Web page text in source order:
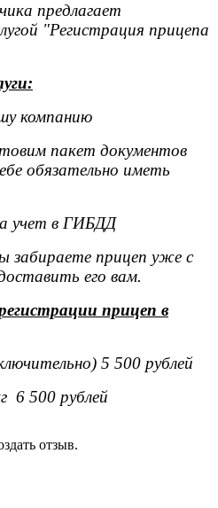
предлагает
"Регистрация прицепа
компанию
пакет документов
обязательно иметь
учет в ГИБДД
забираете прицеп уже с
его вам.
прицеп в
5 500 рублей
6 500 рублей
отзыв.